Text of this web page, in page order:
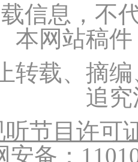
信息，不
本网站稿
转载、摘
追
节目许可
安备：